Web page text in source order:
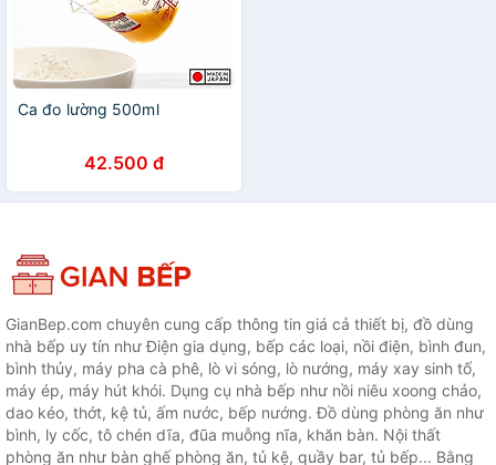
Ca đo lường 500ml
42.500 đ
GianBep.com chuyên cung cấp thông tin giá cả thiết bị, đồ dùng
nhà bếp uy tín như Điện gia dụng, bếp các loại, nồi điện, bình đun,
bình thủy, máy pha cà phê, lò vi sóng, lò nướng, máy xay sinh tố,
máy ép, máy hút khói. Dụng cụ nhà bếp như nồi niêu xoong chảo,
dao kéo, thớt, kệ tủ, ấm nước, bếp nướng. Đồ dùng phòng ăn như
bình, ly cốc, tô chén dĩa, đũa muỗng nĩa, khăn bàn. Nội thất
phòng ăn như bàn ghế phòng ăn, tủ kệ, quầy bar, tủ bếp... Bằng